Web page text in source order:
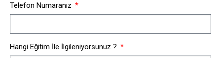
Telefon Numaranız
Hangi Eğitim İle İlgileniyorsunuz ?